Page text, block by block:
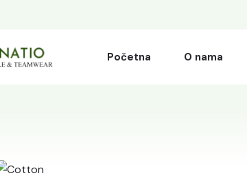
Početna O nama